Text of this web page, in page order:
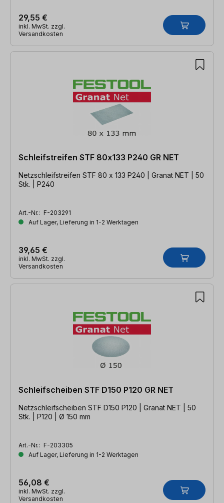
29,55 €
inkl. MwSt. zzgl.
Versandkosten
Schleifstreifen STF 80x133 P240 GR NET
Netzschleifstreifen STF 80 x 133 P240 | Granat NET | 50
Stk. | P240
Art.-Nr.: F-203291
Auf Lager, Lieferung in 1-2 Werktagen
39,65 €
inkl. MwSt. zzgl.
Versandkosten
Schleifscheiben STF D150 P120 GR NET
Netzschleifscheiben STF D150 P120 | Granat NET | 50
Stk. | P120 | Ø 150 mm
Art.-Nr.: F-203305
Auf Lager, Lieferung in 1-2 Werktagen
56,08 €
inkl. MwSt. zzgl.
Versandkosten